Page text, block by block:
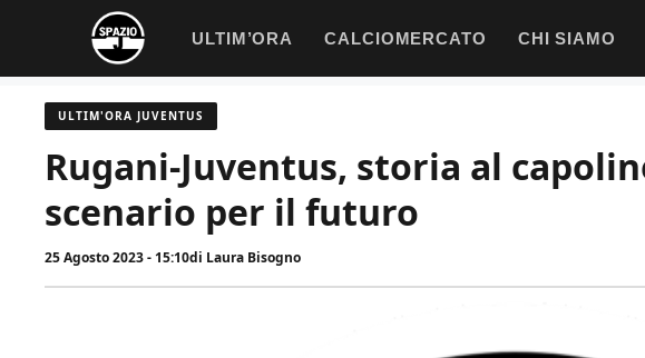
contenuto
ULTIM’ORA CALCIOMERCATO CHI SIAMO
ULTIM'ORA JUVENTUS
Rugani-Juventus, storia al
scenario per il futuro
25 Agosto 2023 - 15:10di Laura Bisogno